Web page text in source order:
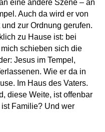
eine andere Szene – an
Auch da wird er von
zur Ordnung gerufen.
zu Hause ist: bei
schieben sich die
Jesus im Tempel,
Wie er da in
Im Haus des Vaters.
diese Weite, ist offenbar
Familie? Und wer